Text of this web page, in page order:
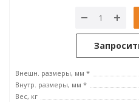
Внешн. размеры, мм *
Внутр. размеры, мм *
Вес, кг